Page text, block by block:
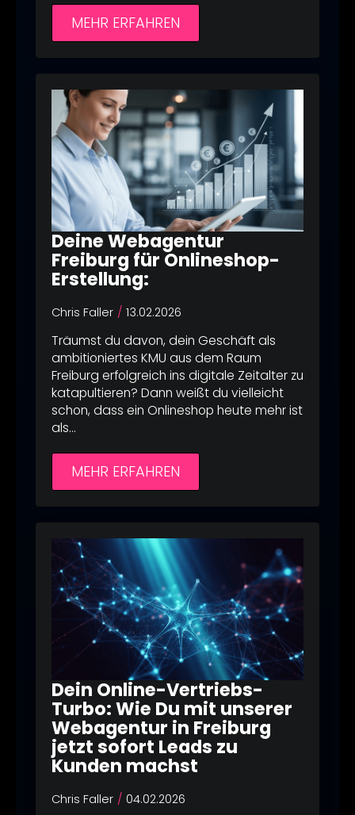
MEHR ERFAHREN
Deine Webagentur
Freiburg für Onlineshop-
Erstellung:
Chris Faller 13.02.2026
Träumst du davon, dein Geschäft als
ambitioniertes KMU aus dem Raum
Freiburg erfolgreich ins digitale Zeitalter zu
katapultieren? Dann weißt du vielleicht
schon, dass ein Onlineshop heute mehr ist
als…
MEHR ERFAHREN
Dein Online-Vertriebs-
Turbo: Wie Du mit unserer
Webagentur in Freiburg
jetzt sofort Leads zu
Kunden machst
Chris Faller 04.02.2026